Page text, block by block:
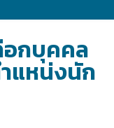
อกบุคคล
แหน่งนัก